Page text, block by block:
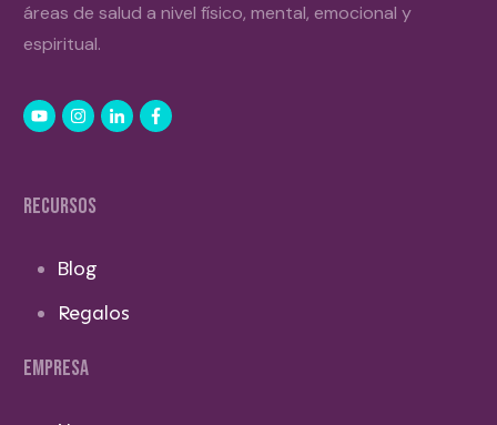
áreas de salud a nivel físico, mental, emocional y
espiritual.
RECURSOS
Blog
Regalos
EMPRESA